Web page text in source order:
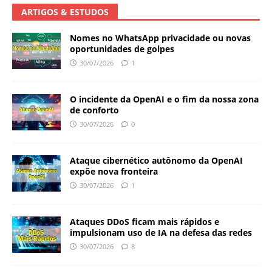
ARTIGOS & ESTUDOS
Nomes no WhatsApp privacidade ou novas
oportunidades de golpes
30/07/2026 1
O incidente da OpenAI e o fim da nossa zona
de conforto
30/07/2026 0
Ataque cibernético autônomo da OpenAI
expõe nova fronteira
30/07/2026 1
Ataques DDoS ficam mais rápidos e
impulsionam uso de IA na defesa das redes
30/07/2026 8